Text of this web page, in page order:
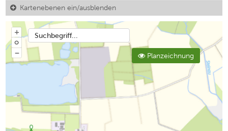
Kartenebenen ein/ausblenden
Suchbegriff...
Planzeichnung
+
o
−